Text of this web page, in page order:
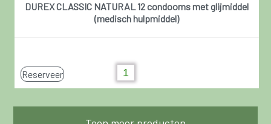
DUREX CLASSIC NATURAL 12 condooms met glijmiddel
(medisch hulpmiddel)
Reserveer